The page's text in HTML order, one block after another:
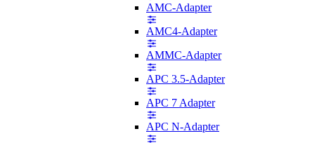
AMC-Adapter
AMC4-Adapter
AMMC-Adapter
APC 3.5-Adapter
APC 7 Adapter
APC N-Adapter